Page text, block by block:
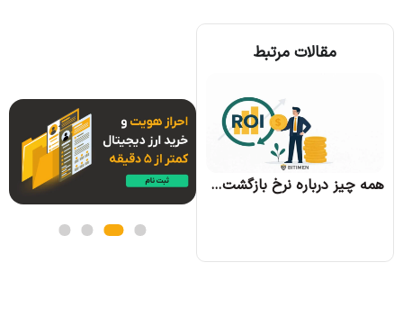
مقالات مرتبط
همه چیز درباره نرخ بازگشت سرمایه و نحوه محاسبه آن